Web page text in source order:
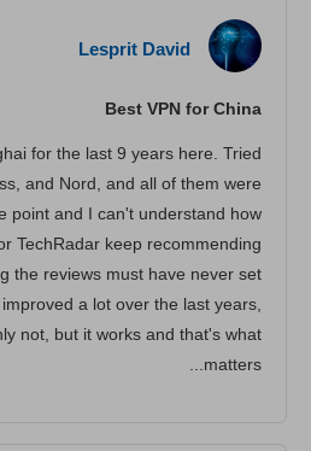
שירות
Lesprit David
Best VPN for China
for the last 9 years here. Tried
and Nord, and all of them were
point and I can't understand how
TechRadar keep recommending
the reviews must have never set
a lot over the last years,
not, but it works and that's what
matters...